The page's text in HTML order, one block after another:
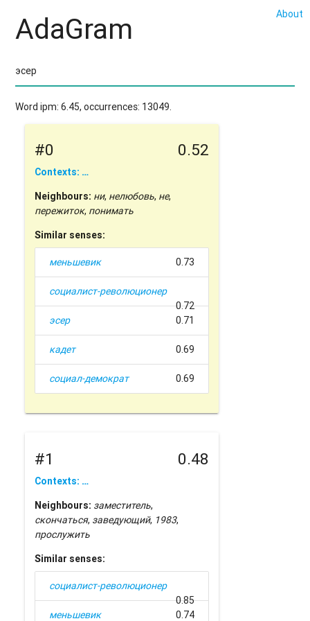
About
AdaGram
Word ipm: 6.45, occurrences: 13049.
#0 0.52
Contexts: …
Neighbours: ни, нелюбовь, не,
пережиток, понимать
Similar senses:
меньшевик 0.73
социалист-революционер
0.72
эсер
0.71
кадет 0.69
социал-демократ 0.69
#1 0.48
Contexts: …
Neighbours: заместитель,
скончаться, заведующий, 1983,
прослужить
Similar senses:
социалист-революционер
0.85
меньшевик
0.74